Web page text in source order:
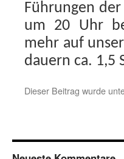
Führungen der
um 20 Uhr
mehr auf
dauern ca. 1,5
Dieser Beitrag wurde